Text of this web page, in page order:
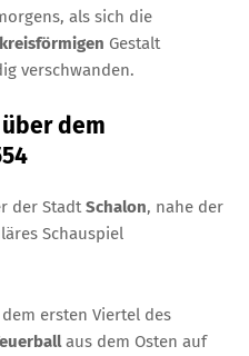
als sich die
kreisförmigen Gestalt
verschwanden.
dem
der StadtSchalon, nahe der
Schauspiel
ersten Viertel des
aus dem Osten auf